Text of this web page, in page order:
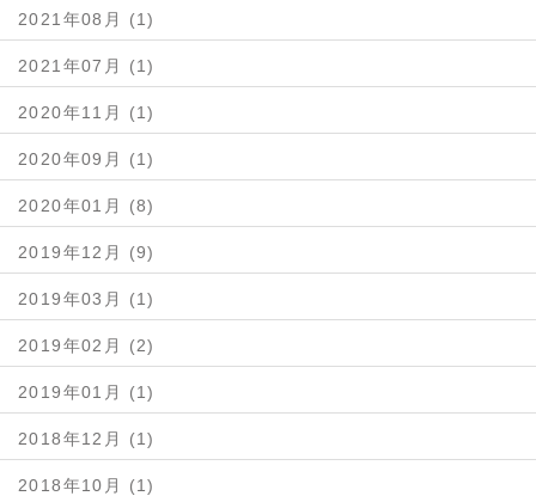
2021年08月 (1)
2021年07月 (1)
2020年11月 (1)
2020年09月 (1)
2020年01月 (8)
2019年12月 (9)
2019年03月 (1)
2019年02月 (2)
2019年01月 (1)
2018年12月 (1)
2018年10月 (1)